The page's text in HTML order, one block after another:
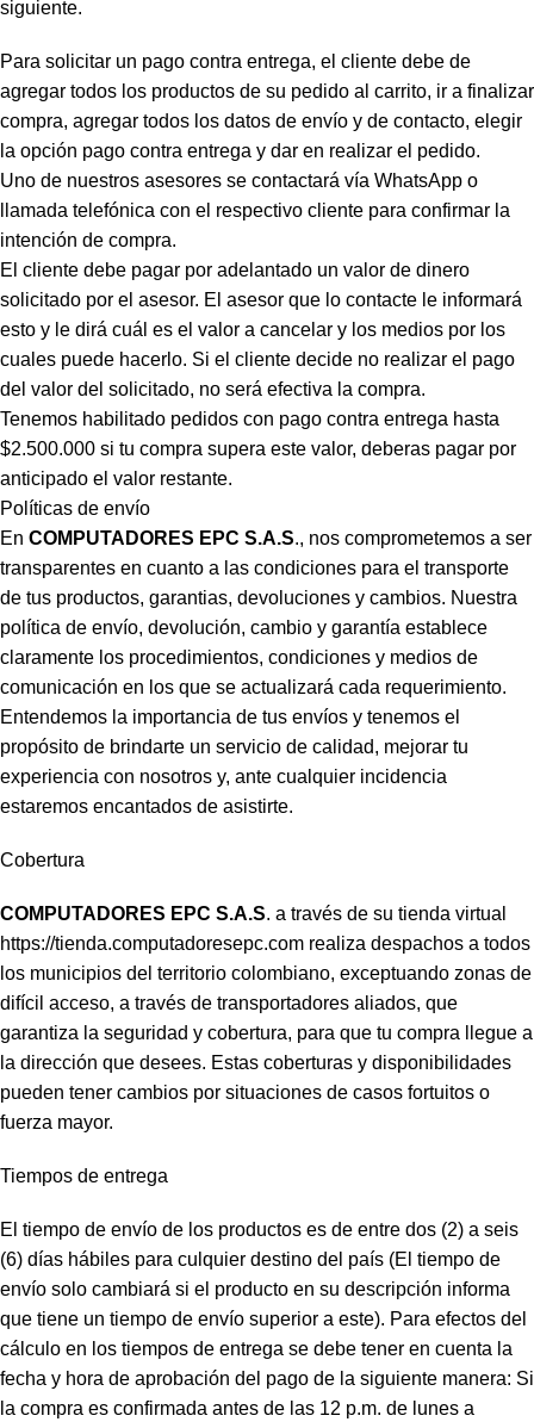
siguiente.
Para solicitar un pago contra entrega, el cliente debe de
agregar todos los productos de su pedido al carrito, ir a finalizar
compra, agregar todos los datos de envío y de contacto, elegir
la opción pago contra entrega y dar en realizar el pedido.
Uno de nuestros asesores se contactará vía WhatsApp o
llamada telefónica con el respectivo cliente para confirmar la
intención de compra.
El cliente debe pagar por adelantado un valor de dinero
solicitado por el asesor. El asesor que lo contacte le informará
esto y le dirá cuál es el valor a cancelar y los medios por los
cuales puede hacerlo. Si el cliente decide no realizar el pago
del valor del solicitado, no será efectiva la compra.
Tenemos habilitado pedidos con pago contra entrega hasta
$2.500.000 si tu compra supera este valor, deberas pagar por
anticipado el valor restante.
Políticas de envío
En COMPUTADORES EPC S.A.S., nos comprometemos a ser
transparentes en cuanto a las condiciones para el transporte
de tus productos, garantias, devoluciones y cambios. Nuestra
política de envío, devolución, cambio y garantía establece
claramente los procedimientos, condiciones y medios de
comunicación en los que se actualizará cada requerimiento.
Entendemos la importancia de tus envíos y tenemos el
propósito de brindarte un servicio de calidad, mejorar tu
experiencia con nosotros y, ante cualquier incidencia
estaremos encantados de asistirte.
Cobertura
COMPUTADORES EPC S.A.S. a través de su tienda virtual
https://tienda.computadoresepc.com realiza despachos a todos
los municipios del territorio colombiano, exceptuando zonas de
difícil acceso, a través de transportadores aliados, que
garantiza la seguridad y cobertura, para que tu compra llegue a
la dirección que desees. Estas coberturas y disponibilidades
pueden tener cambios por situaciones de casos fortuitos o
fuerza mayor.
Tiempos de entrega
El tiempo de envío de los productos es de entre dos (2) a seis
(6) días hábiles para culquier destino del país (El tiempo de
envío solo cambiará si el producto en su descripción informa
que tiene un tiempo de envío superior a este). Para efectos del
cálculo en los tiempos de entrega se debe tener en cuenta la
fecha y hora de aprobación del pago de la siguiente manera: Si
la compra es confirmada antes de las 12 p.m. de lunes a